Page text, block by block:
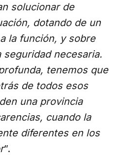
solucionar de
dotando de un
la función, y sobre
necesaria.
tenemos que
de todos esos
una provincia
cuando la
diferentes en los
”.